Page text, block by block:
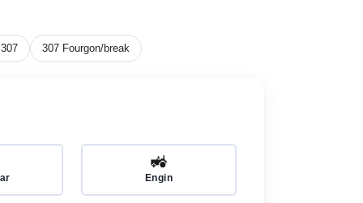
307 307 Fourgon/break
🚜
Engin